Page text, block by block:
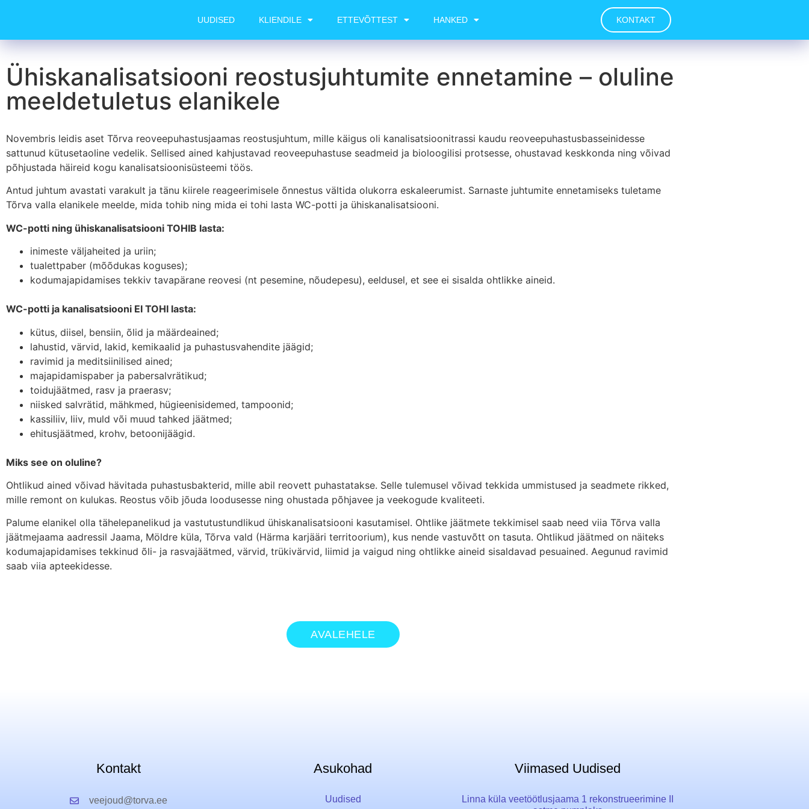
UUDISED KLIENDILE ETTEVÕTTEST HANKED KONTAKT
Ühiskanalisatsiooni reostusjuhtumite ennetamine – oluline
meeldetuletus elanikele
Novembris leidis aset Tõrva reoveepuhastusjaamas reostusjuhtum, mille käigus oli kanalisatsioonitrassi kaudu reoveepuhastusbasseinidesse
sattunud kütusetaoline vedelik. Sellised ained kahjustavad reoveepuhastuse seadmeid ja bioloogilisi protsesse, ohustavad keskkonda ning võivad
põhjustada häireid kogu kanalisatsioonisüsteemi töös.
Antud juhtum avastati varakult ja tänu kiirele reageerimisele õnnestus vältida olukorra eskaleerumist. Sarnaste juhtumite ennetamiseks tuletame
Tõrva valla elanikele meelde, mida tohib ning mida ei tohi lasta WC-potti ja ühiskanalisatsiooni.
WC-potti ning ühiskanalisatsiooni TOHIB lasta:
inimeste väljaheited ja uriin;
tualettpaber (mõõdukas koguses);
kodumajapidamises tekkiv tavapärane reovesi (nt pesemine, nõudepesu), eeldusel, et see ei sisalda ohtlikke aineid.
WC-potti ja kanalisatsiooni EI TOHI lasta:
kütus, diisel, bensiin, õlid ja määrdeained;
lahustid, värvid, lakid, kemikaalid ja puhastusvahendite jäägid;
ravimid ja meditsiinilised ained;
majapidamispaber ja pabersalvrätikud;
toidujäätmed, rasv ja praerasv;
niisked salvrätid, mähkmed, hügieenisidemed, tampoonid;
kassiliiv, liiv, muld või muud tahked jäätmed;
ehitusjäätmed, krohv, betoonijäägid.
Miks see on oluline?
Ohtlikud ained võivad hävitada puhastusbakterid, mille abil reovett puhastatakse. Selle tulemusel võivad tekkida ummistused ja seadmete rikked,
mille remont on kulukas. Reostus võib jõuda loodusesse ning ohustada põhjavee ja veekogude kvaliteeti.
Palume elanikel olla tähelepanelikud ja vastutustundlikud ühiskanalisatsiooni kasutamisel. Ohtlike jäätmete tekkimisel saab need viia Tõrva valla
jäätmejaama aadressil Jaama, Möldre küla, Tõrva vald (Härma karjääri territoorium), kus nende vastuvõtt on tasuta. Ohtlikud jäätmed on näiteks
kodumajapidamises tekkinud õli- ja rasvajäätmed, värvid, trükivärvid, liimid ja vaigud ning ohtlikke aineid sisaldavad pesuained. Aegunud ravimid
saab viia apteekidesse.
AVALEHELE
Kontakt
veejoud@torva.ee
Asukohad
Uudised
Viimased Uudised
Linna küla veetöötlusjaama 1 rekonstrueerimine II